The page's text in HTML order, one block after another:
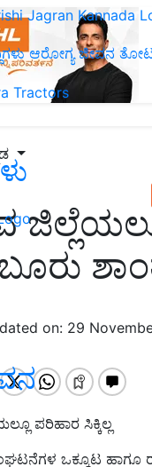
ಆರೋಗ್ಯ ಜೀವನ
on: 29
ಪರಿಹಾರ ಸಿಕ್ಕಿಲ್ಲ
ಒಕ್ಕೂಟ ಹಾಗೂ